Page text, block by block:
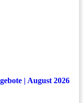
| August 2026